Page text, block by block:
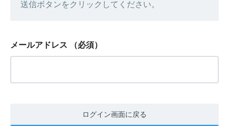
送信ボタンをクリックしてください。
メールアドレス （必須）
ログイン画面に戻る